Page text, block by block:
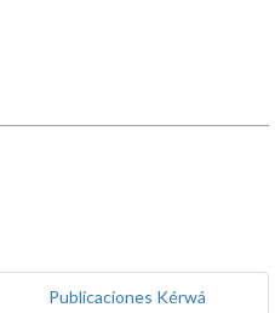
Publicaciones Kérwá